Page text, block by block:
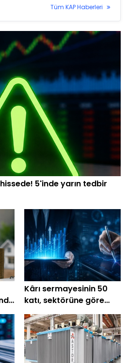
Tüm KAP Haberleri
5'inde yarın tedbir
Kârı sermayesinin 50
katı, sektörüne göre
ucuz hisseler!